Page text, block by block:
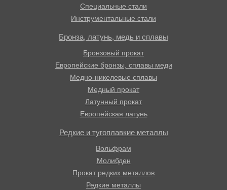
Специальные стали
Инструментальные стали
Бронза, латунь, медь и сплавы
Бронзовый прокат
Европейские бронзы, сплавы меди
Медно-никелевые сплавы
Медный прокат
Латунный прокат
Европейская латунь
Редкие и тугоплавкие металлы
Вольфрам
Молибден
Прокат редких металлов
Редкие металлы